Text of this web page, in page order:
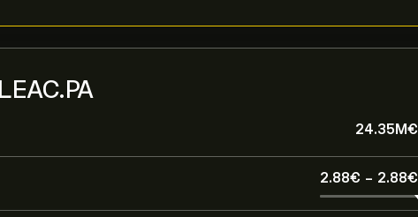
24.35M‎€‎
2.88‎€‎ - 2.88‎€‎